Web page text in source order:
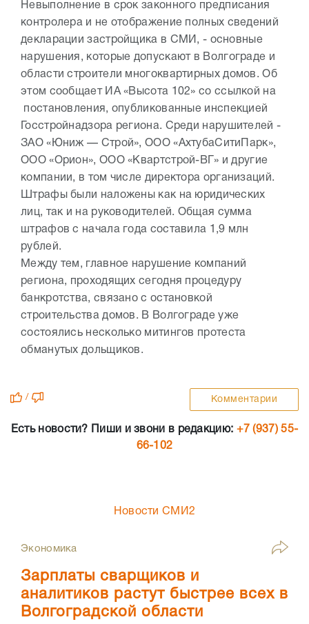
Невыполнение в срок законного предписания
контролера и не отображение полных сведений
декларации застройщика в СМИ, - основные
нарушения, которые допускают в Волгограде и
области строители многоквартирных домов. Об
этом сообщает ИА «Высота 102» со ссылкой на
постановления, опубликованные инспекцией
Госстройнадзора региона. Среди нарушителей -
ЗАО «Юниж — Строй», ООО «АхтубаСитиПарк»,
ООО «Орион», ООО «Квартстрой-ВГ» и другие
компании, в том числе директора организаций.
Штрафы были наложены как на юридических
лиц, так и на руководителей. Общая сумма
штрафов с начала года составила 1,9 млн
рублей.
Между тем, главное нарушение компаний
региона, проходящих сегодня процедуру
банкротства, связано с остановкой
строительства домов. В Волгограде уже
состоялись несколько митингов протеста
обманутых дольщиков.
/ Комментарии
Есть новости? Пиши и звони в редакцию: +7 (937) 55-
66-102
Новости СМИ2
Экономика
Зарплаты сварщиков и
аналитиков растут быстрее всех в
Волгоградской области